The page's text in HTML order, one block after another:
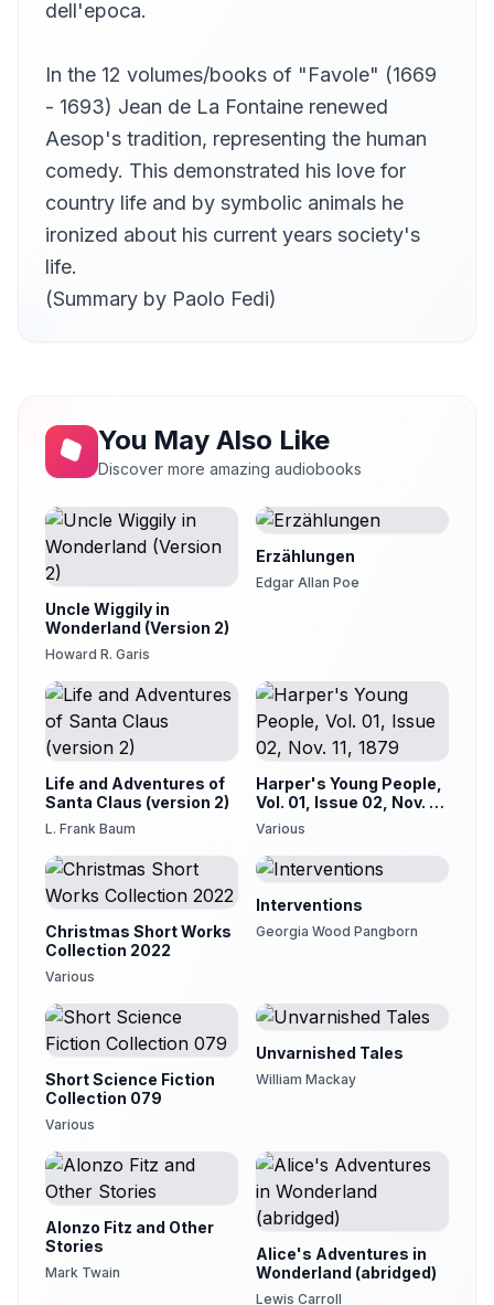
14
Paolo Fedi
Paolo Fedi
Il Corvo che vuole imitare l'Aquila
Paolo Fedi
17
Il Pavone e Giunone
18
La Gatta cambiata in Donna
Paolo Fedi
19
Paolo Fedi
dell'epoca.
In the 12 volumes/books of "Favole" (1669
- 1693) Jean de La Fontaine renewed
Aesop's tradition, representing the human
comedy. This demonstrated his love for
country life and by symbolic animals he
ironized about his current years society's
life.
(Summary by Paolo Fedi)
You May Also Like
Discover more amazing audiobooks
Uncle Wiggily in
Wonderland (Version 2)
Howard R. Garis
Erzählungen
Edgar Allan Poe
Life and Adventures of
Santa Claus (version 2)
L. Frank Baum
Harper's Young People,
Vol. 01, Issue 02, Nov. 11,
1879
Various
Christmas Short Works
Collection 2022
Various
Interventions
Georgia Wood Pangborn
Short Science Fiction
Collection 079
Various
Unvarnished Tales
William Mackay
Alonzo Fitz and Other
Stories
Mark Twain
Alice's Adventures in
Wonderland (abridged)
Lewis Carroll